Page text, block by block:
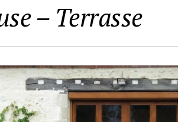
– Terrasse